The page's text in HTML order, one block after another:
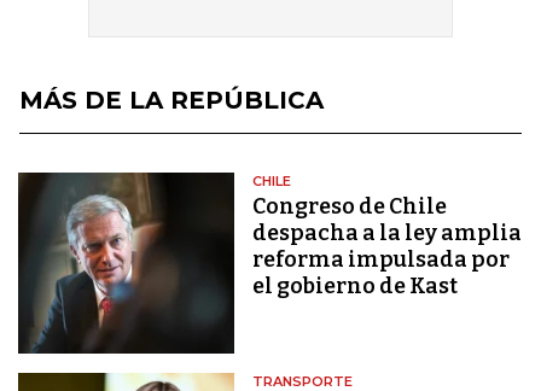
MÁS DE LA REPÚBLICA
CHILE
Congreso de Chile
despacha a la ley amplia
reforma impulsada por
el gobierno de Kast
TRANSPORTE